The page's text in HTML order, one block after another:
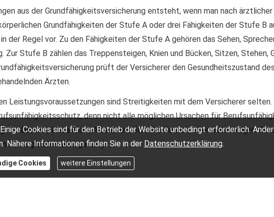
aus der Grundfähigkeitsversicherung entsteht, wenn man nach
Grundfähigkeiten der Stufe A oder drei Fähigkeiten der Stufe B
der Regel vor. Zu den Fähigkeiten der Stufe A gehören das Sehen,
Zur Stufe B zählen das Treppensteigen, Knien und Bücken, Sitzen,
prüft der Versicherer den Gesundheitszustand
Ärzten.
Leistungsvoraussetzungen sind Streitigkeiten mit dem Versicherer
denn nicht alle möglichen Ursachen für
ist aber eine bezahlbare Alternative für alle, die sich einen vollwertigen
vergleichsweise günstig.
Cookies sind für den Betrieb der Website unbedingt erforderlich.
Nähere Informationen finden Sie in der Datenschutzerklärung.
Cookies weitere Einstellungen